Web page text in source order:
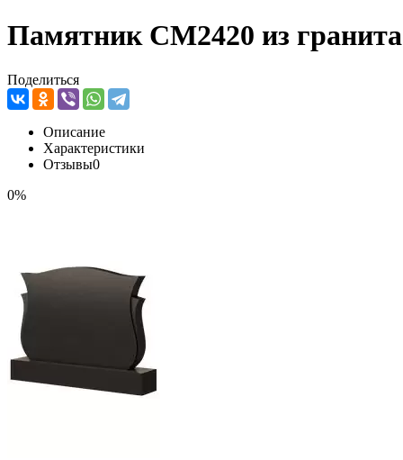
Памятник CM2420 из гранита
Поделиться
Описание
Характеристики
Отзывы0
0%